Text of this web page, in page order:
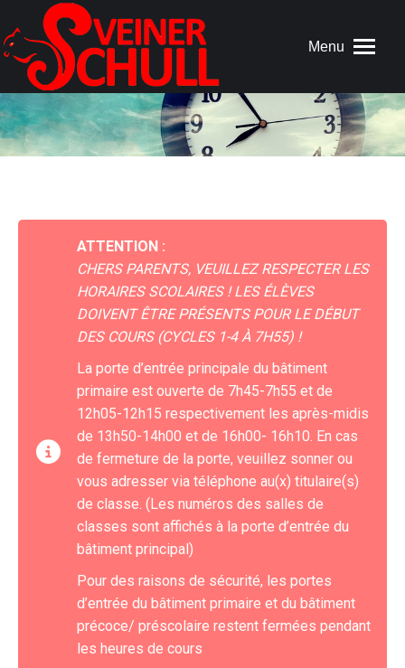
Menu
Sie befinden sich hier:
ATTENTION :
CHERS PARENTS, VEUILLEZ RESPECTER LES
HORAIRES SCOLAIRES ! LES ÉLÈVES
DOIVENT ÊTRE PRÉSENTS POUR LE DÉBUT
DES COURS (CYCLES 1-4 À 7H55) !
La porte d’entrée principale du bâtiment
primaire est ouverte de 7h45-7h55 et de
12h05-12h15 respectivement les après-midis
de 13h50-14h00 et de 16h00- 16h10. En cas
de fermeture de la porte, veuillez sonner ou
vous adresser via téléphone au(x) titulaire(s)
de classe. (Les numéros des salles de
classes sont affichés à la porte d’entrée du
bâtiment principal)
Pour des raisons de sécurité, les portes
d’entrée du bâtiment primaire et du bâtiment
précoce/ préscolaire restent fermées pendant
les heures de cours